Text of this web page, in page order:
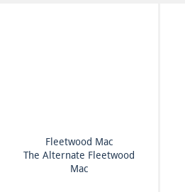
Fleetwood Mac
The Alternate Fleetwood
Mac